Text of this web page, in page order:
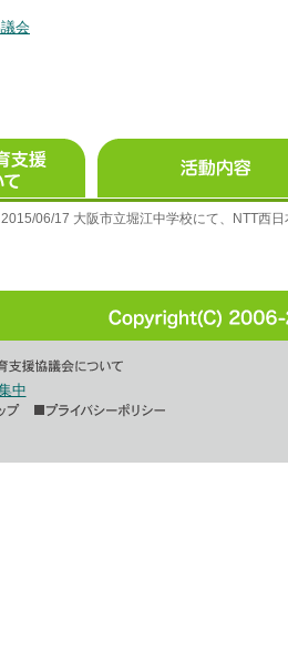
2015/06/17 大阪市立堀江中学校にて、NTT西